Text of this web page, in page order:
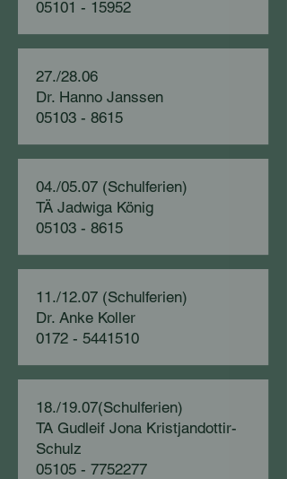
05101 - 15952
27./28.06
Dr. Hanno Janssen
05103 - 8615
04./05.07 (Schulferien)
TÄ Jadwiga König
05103 - 8615
11./12.07 (Schulferien)
Dr. Anke Koller
0172 - 5441510
18./19.07(Schulferien)
TA Gudleif Jona Kristjandottir-
Schulz
05105 - 7752277